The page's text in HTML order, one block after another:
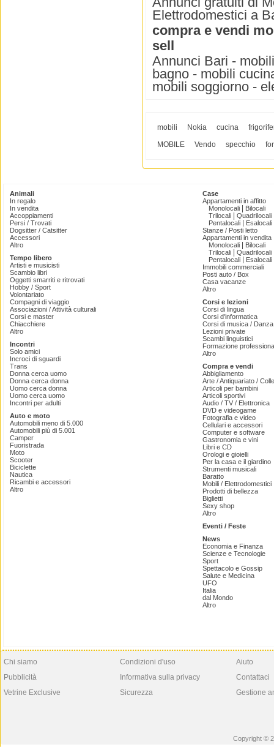
Elettrodomestici a
compra e vendi
sell
Annunci Bari -
bagno - mobili
mobili soggiorno -
mobili Nokia cucina
MOBILE
Vendo specchio
Animali
In regalo
In vendita
Accoppiamenti
Persi / Trovati
Dogsitter / Catsitter
Accessori
Altro
Tempo libero
Artisti e musicisti
Scambio libri
Oggetti smarriti e ritrovati
Hobby / Sport
Volontariato
Compagni di viaggio
Associazioni / Attività culturali
Corsi e master
Chiacchiere
Altro
Incontri
Solo amici
Incroci di sguardi
Trans
Donna cerca uomo
Donna cerca donna
Uomo cerca donna
Uomo cerca uomo
Incontri per adulti
Auto e moto
Automobili meno di 5.000
Automobili più di 5.001
Camper
Fuoristrada
Moto
Scooter
Biciclette
Nautica
Ricambi e accessori
Altro
Case
Appartamenti in affitto
Monolocali
Bilocali
Trilocali
Quadrilocali
Pentalocali
Esalocali
Stanze / Posti letto
Appartamenti in vendita
Monolocali
Bilocali
Trilocali
Quadrilocali
Pentalocali
Esalocali
Immobili commerciali
Posti auto / Box
Casa vacanze
Altro
Corsi e lezioni
Corsi di lingua
Corsi d'informatica
Corsi di musica /
Lezioni private
Scambi linguistici
Formazione
Altro
Compra e vendi
Abbigliamento
Arte / Antiquariato /
Articoli per bambini
Articoli sportivi
Audio / TV / Elettronica
DVD e videogame
Fotografia e video
Cellulari e accessori
Computer e software
Gastronomia e vini
Libri e CD
Orologi e gioielli
Per la casa e il giardino
Strumenti musicali
Baratto
Mobili / Elettrodomestici
Prodotti di bellezza
Biglietti
Sexy shop
Altro
Eventi / Feste
News
Economia e Finanza
Scienze e Tecnologie
Sport
Spettacolo e Gossip
Salute e Medicina
UFO
Italia
dal Mondo
Altro
Chi siamo
Pubblicità
Vetrine Exclusive
Condizioni d'uso
Informativa sulla privacy
Sicurezza
Aiuto
Contattaci
Gestione
Copyright ©